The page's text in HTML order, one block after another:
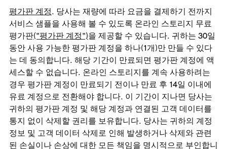
평가판 계정
. 당사는 재량에 따라 요금을 결제하기 전까지
서비스 샘플을 사용해 볼 수 있도록 온라인 스토리지 무료
평가판("평가판 계정")을 제공할 수 있습니다. 귀하는 30일
동안 사용 가능한 평가판 계정을 하나(1개)만 만들 수 있다
는 데 동의합니다. 해당 기간이 만료되면 평가판 계정에 액
세스할 수 없습니다. 온라인 스토리지를 계속 사용하려는
경우 평가판 계정이 만료되기 전이나 만료 후 14일 이내에
유료 계정으로 전환해야 합니다. 이 기간이 지나면 당사는
귀하의 평가판 계정 및 해당 계정과 연결된 고객 데이터를
통지 없이 삭제할 권리를 보유합니다. 당사는 귀하의 계정
정보 및 고객 데이터 삭제로 인해 발생하거나 삭제와 관련
된 손실이나 손상에 대한 모든 책임을 명시적으로 부인합니